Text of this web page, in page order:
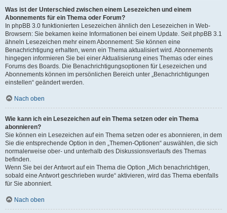
Was ist der Unterschied zwischen einem Lesezeichen und einem
Abonnements für ein Thema oder Forum?
In phpBB 3.0 funktionierten Lesezeichen ähnlich den Lesezeichen in Web-
Browsern: Sie bekamen keine Informationen bei einem Update. Seit phpBB 3.1
ähneln Lesezeichen mehr einem Abonnement: Sie können eine
Benachrichtigung erhalten, wenn ein Thema aktualisiert wird. Abonnements
hingegen informieren Sie bei einer Aktualisierung eines Themas oder eines
Forums des Boards. Die Benachrichtigungsoptionen für Lesezeichen und
Abonnements können im persönlichen Bereich unter „Benachrichtigungen
einstellen“ geändert werden.
Nach oben
Wie kann ich ein Lesezeichen auf ein Thema setzen oder ein Thema
abonnieren?
Sie können ein Lesezeichen auf ein Thema setzen oder es abonnieren, in dem
Sie die entsprechende Option in den „Themen-Optionen“ auswählen, die sich
normalerweise ober- und unterhalb des Diskussionsverlaufs des Themas
befinden.
Wenn Sie bei der Antwort auf ein Thema die Option „Mich benachrichtigen,
sobald eine Antwort geschrieben wurde“ aktivieren, wird das Thema ebenfalls
für Sie abonniert.
Nach oben